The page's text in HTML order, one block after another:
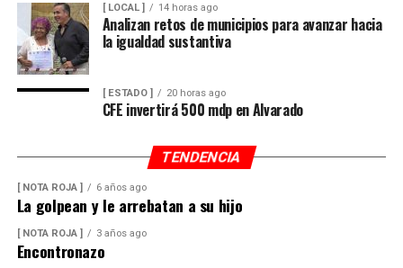
[ LOCAL ] 14 horas ago
Analizan retos de municipios para avanzar hacia
la igualdad sustantiva
[ ESTADO ] 20 horas ago
CFE invertirá 500 mdp en Alvarado
TENDENCIA
[ NOTA ROJA ] 6 años ago
La golpean y le arrebatan a su hijo
[ NOTA ROJA ] 3 años ago
Encontronazo